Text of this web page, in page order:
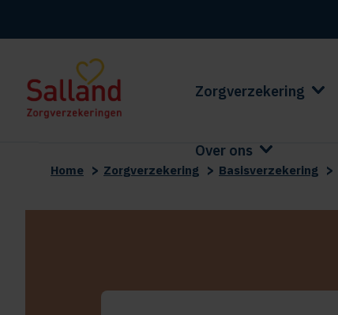
Zorgverzekering
Over ons
Home > Zorgverzekering > Basisverzekering >